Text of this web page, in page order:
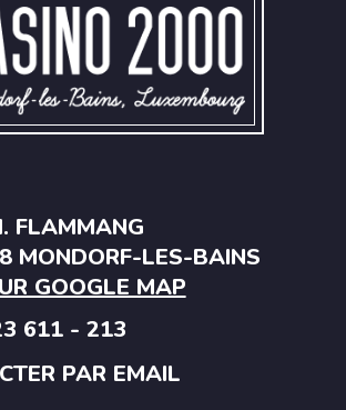
FLAMMANG
MONDORF-LES-BAINS
GOOGLE MAP
611 - 213
PAR EMAIL